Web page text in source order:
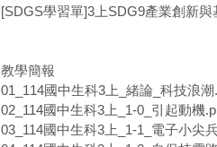
[SDGS學習單]3上SDG9產業創新
教學簡報
01_114國中生科3上_緒論_科技浪潮
02_114國中生科3上_1-0_引起動機
03_114國中生科3上_1-1_電子小尖